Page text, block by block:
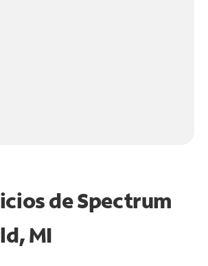
de Spectrum
MI